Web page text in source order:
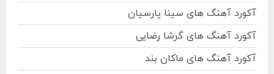
آکورد آهنگ های سینا پارسیان
آکورد آهنگ های گرشا رضایی
آکورد آهنگ های ماکان بند